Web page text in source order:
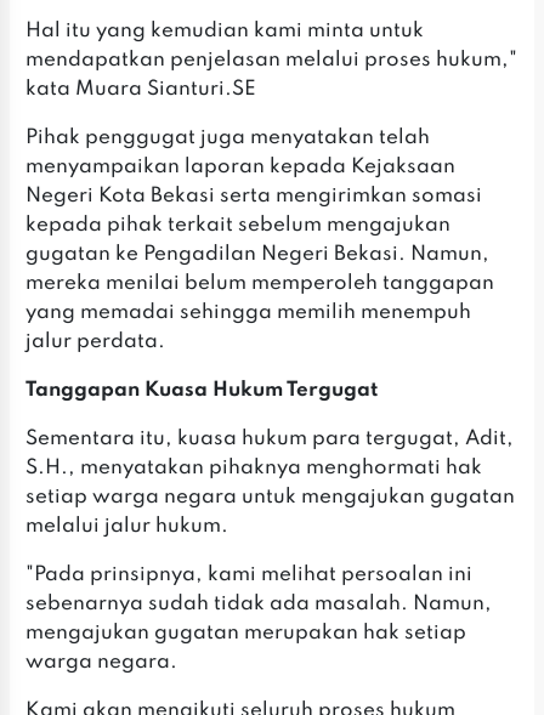
Hal itu yang kemudian kami minta untuk
mendapatkan penjelasan melalui proses hukum,"
kata Muara Sianturi.SE
Pihak penggugat juga menyatakan telah
menyampaikan laporan kepada Kejaksaan
Negeri Kota Bekasi serta mengirimkan somasi
kepada pihak terkait sebelum mengajukan
gugatan ke Pengadilan Negeri Bekasi. Namun,
mereka menilai belum memperoleh tanggapan
yang memadai sehingga memilih menempuh
jalur perdata.
Tanggapan Kuasa Hukum Tergugat
Sementara itu, kuasa hukum para tergugat, Adit,
S.H., menyatakan pihaknya menghormati hak
setiap warga negara untuk mengajukan gugatan
melalui jalur hukum.
"Pada prinsipnya, kami melihat persoalan ini
sebenarnya sudah tidak ada masalah. Namun,
mengajukan gugatan merupakan hak setiap
warga negara.